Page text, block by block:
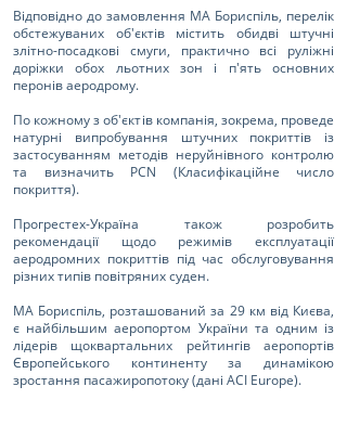
Відповідно до замовлення МА Бориспіль, перелік
обстежуваних об'єктів містить обидві штучні
злітно-посадкові смуги, практично всі руліжні
доріжки обох льотних зон і п'ять основних
перонів аеродрому.
По кожному з об'єктів компанія, зокрема, проведе
натурні випробування штучних покриттів із
застосуванням методів неруйнівного контролю
та визначить РСN (Класифікаційне число
покриття).
Прогрестех-Україна також розробить
рекомендації щодо режимів експлуатації
аеродромних покриттів під час обслуговування
різних типів повітряних суден.
МА Бориспіль, розташований за 29 км від Києва,
є найбільшим аеропортом України та одним із
лідерів щоквартальних рейтингів аеропортів
Європейського континенту за динамікою
зростання пасажиропотоку (дані ACI Europe).